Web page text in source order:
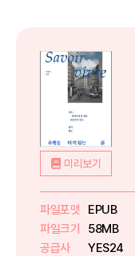
미리보기
파일포맷
EPUB
파일크기
58MB
공급사
YES24